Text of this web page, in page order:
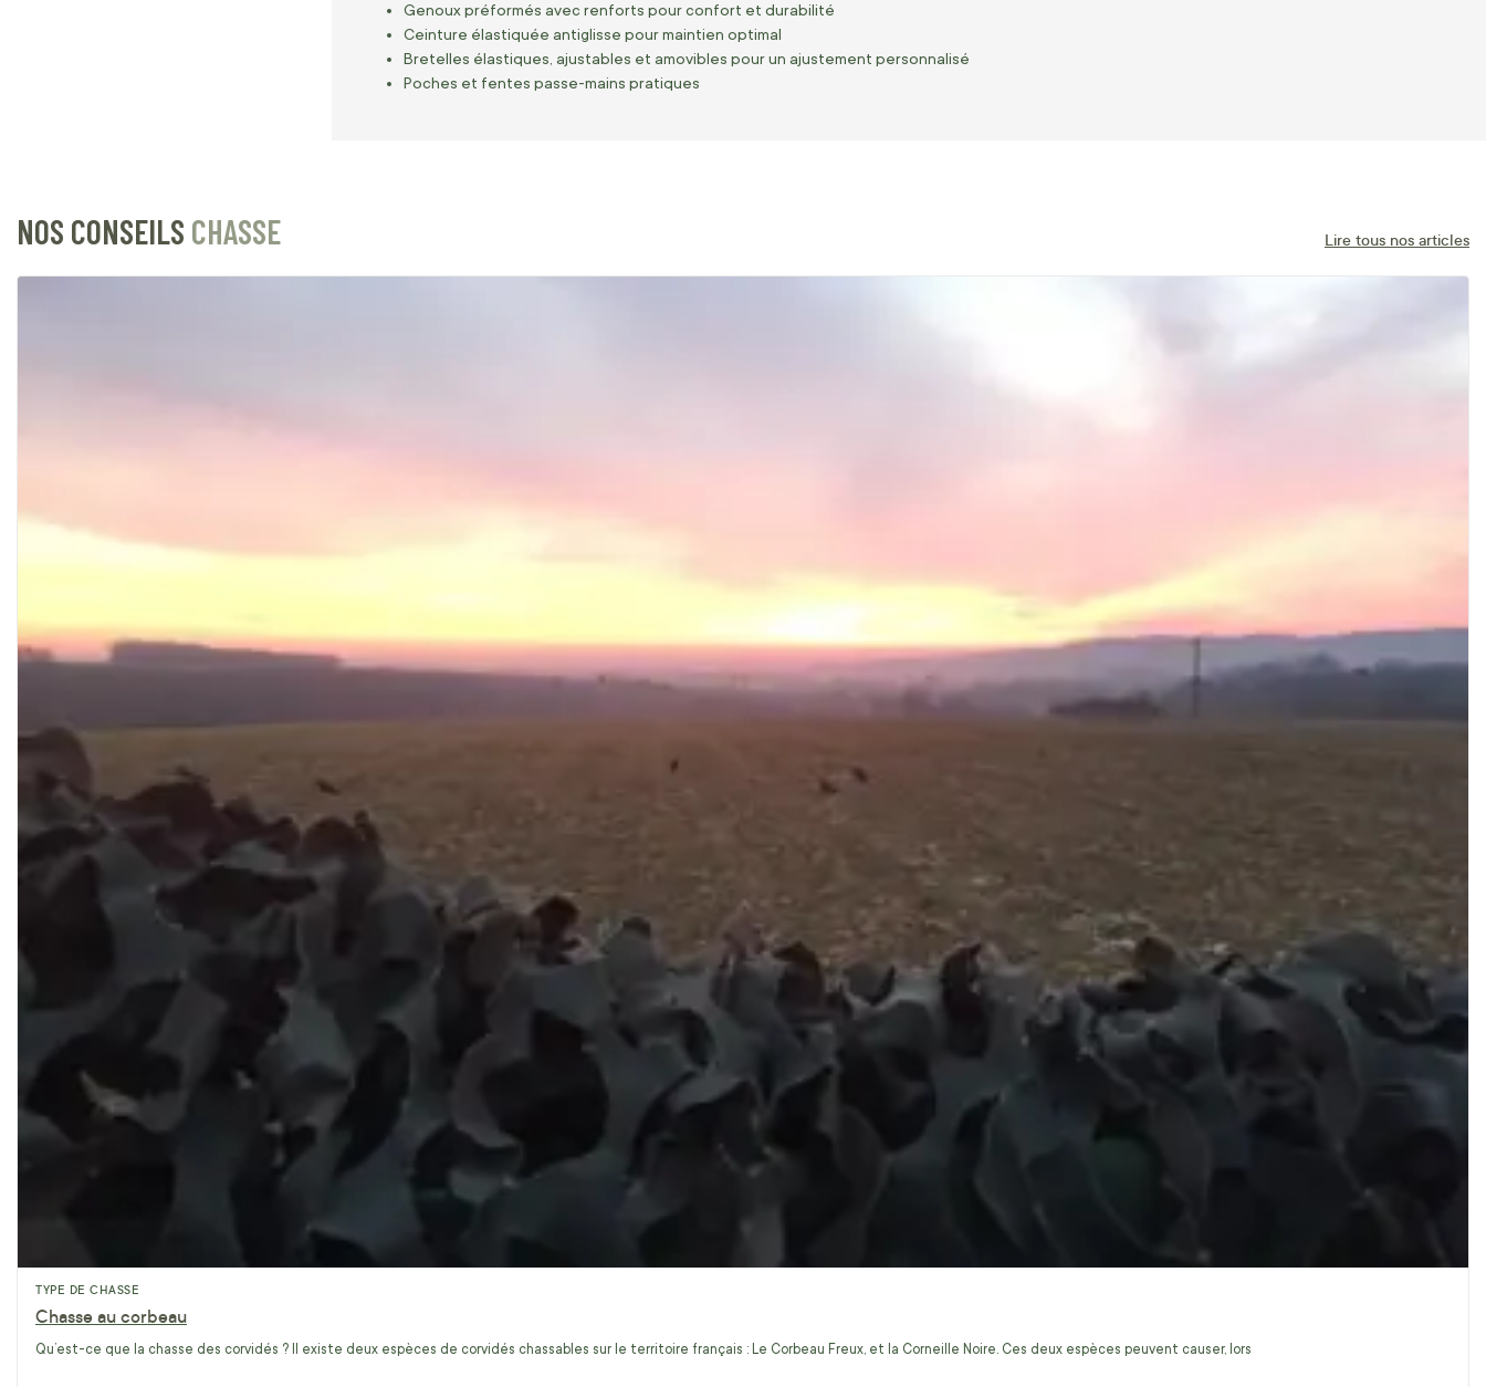
Genoux préformés avec renforts pour confort et durabilité
Ceinture élastiquée antiglisse pour maintien optimal
Bretelles élastiques, ajustables et amovibles pour un ajustement personnalisé
Poches et fentes passe-mains pratiques
NOS CONSEILS CHASSE Lire tous nos articles
TYPE DE CHASSE
Chasse au corbeau
Qu’est-ce que la chasse des corvidés ? Il existe deux espèces de corvidés chassables sur le territoire français : Le Corbeau Freux, et la Corneille Noire. Ces deux espèces peuvent causer, lors